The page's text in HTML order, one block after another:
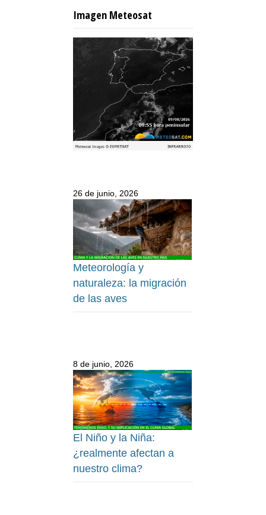
Imagen Meteosat
26 de junio, 2026
Meteorología y
naturaleza: la migración
de las aves
8 de junio, 2026
El Niño y la Niña:
¿realmente afectan a
nuestro clima?